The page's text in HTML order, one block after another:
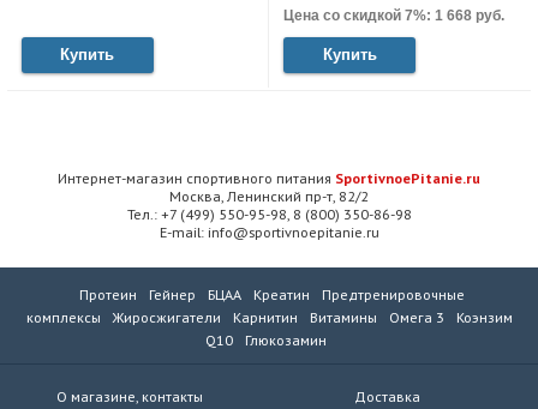
Купить
Цена со скидкой 7%: 1 668 руб.
Купить
Интернет-магазин спортивного питания SportivnoePitanie.ru
Москва, Ленинский пр-т, 82/2
Тел.: +7 (499) 550-95-98, 8 (800) 350-86-98
E-mail: info@sportivnoepitanie.ru
Протеин Гейнер БЦАА Креатин
Предтренировочные
комплексы
Жиросжигатели Карнитин Витамины Омега 3
Коэнзим
Q10
Глюкозамин
О магазине, контакты Доставка